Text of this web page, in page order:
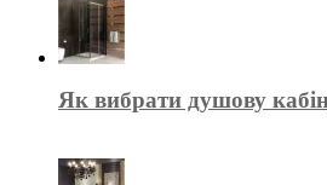
Як вибрати душову